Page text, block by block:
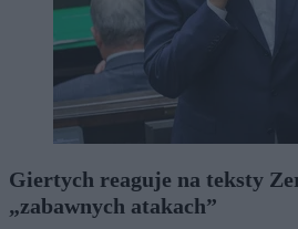
Giertych reaguje na teksty
„zabawnych atakach”